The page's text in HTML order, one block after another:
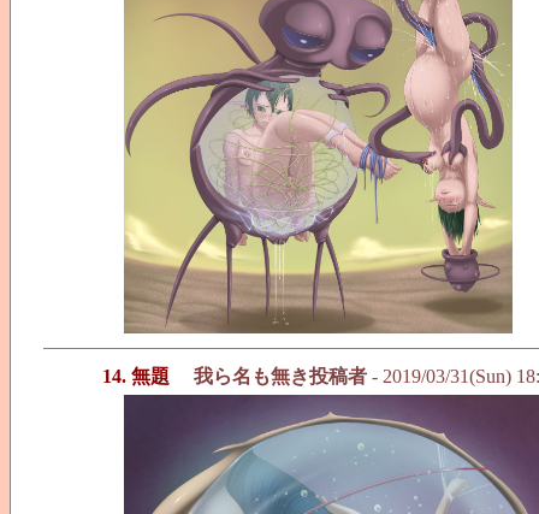
14. 無題 我ら名も無き投稿者 - 2019/03/31(Sun)